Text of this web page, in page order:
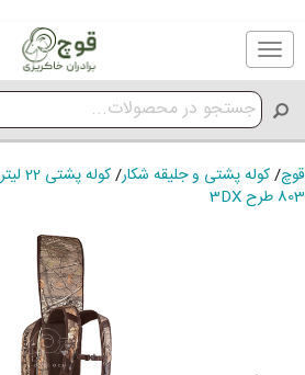
Toggle
navigation
قوچ/کوله پشتی و جلیقه شکار/
803 طرح 3DX